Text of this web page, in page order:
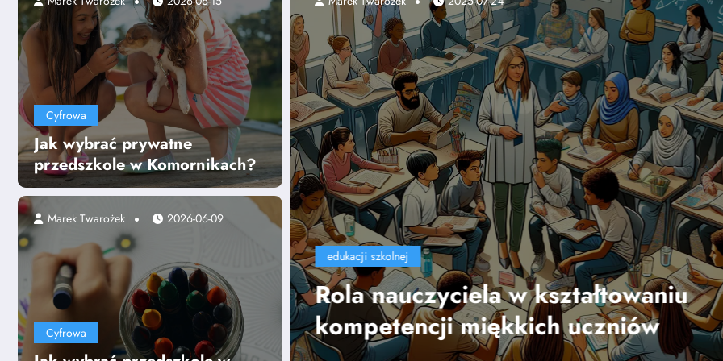
Cyfrowa
Jak wybrać prywatne
przedszkole w Komornikach?
Cyfrowa
Marek Twarożek 2026-06-09
w kształtowaniu
miękkich uczniów
edukacji szkolnej
Wpływ technologii na
nauczania